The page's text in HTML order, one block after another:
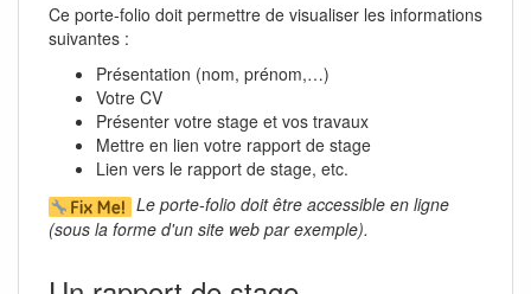
Ce porte-folio doit permettre de visualiser les informations
suivantes :
Présentation (nom, prénom,…)
Votre CV
Présenter votre stage et vos travaux
Mettre en lien votre rapport de stage
Lien vers le rapport de stage, etc.
Le porte-folio doit être accessible en ligne
(sous la forme d'un site web par exemple).